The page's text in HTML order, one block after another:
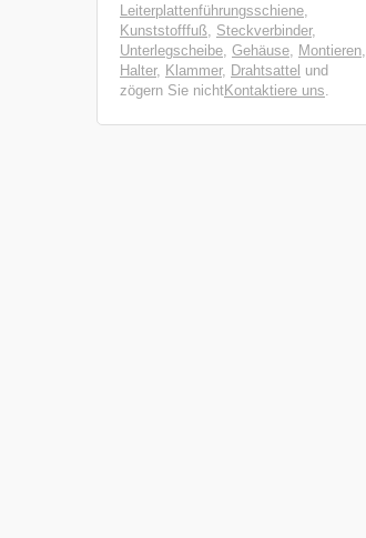
Leiterplattenführungsschiene,
Kunststofffuß, Steckverbinder,
Unterlegscheibe, Gehäuse, Montieren,
Halter, Klammer, Drahtsattel und
zögern Sie nichtKontaktiere uns.